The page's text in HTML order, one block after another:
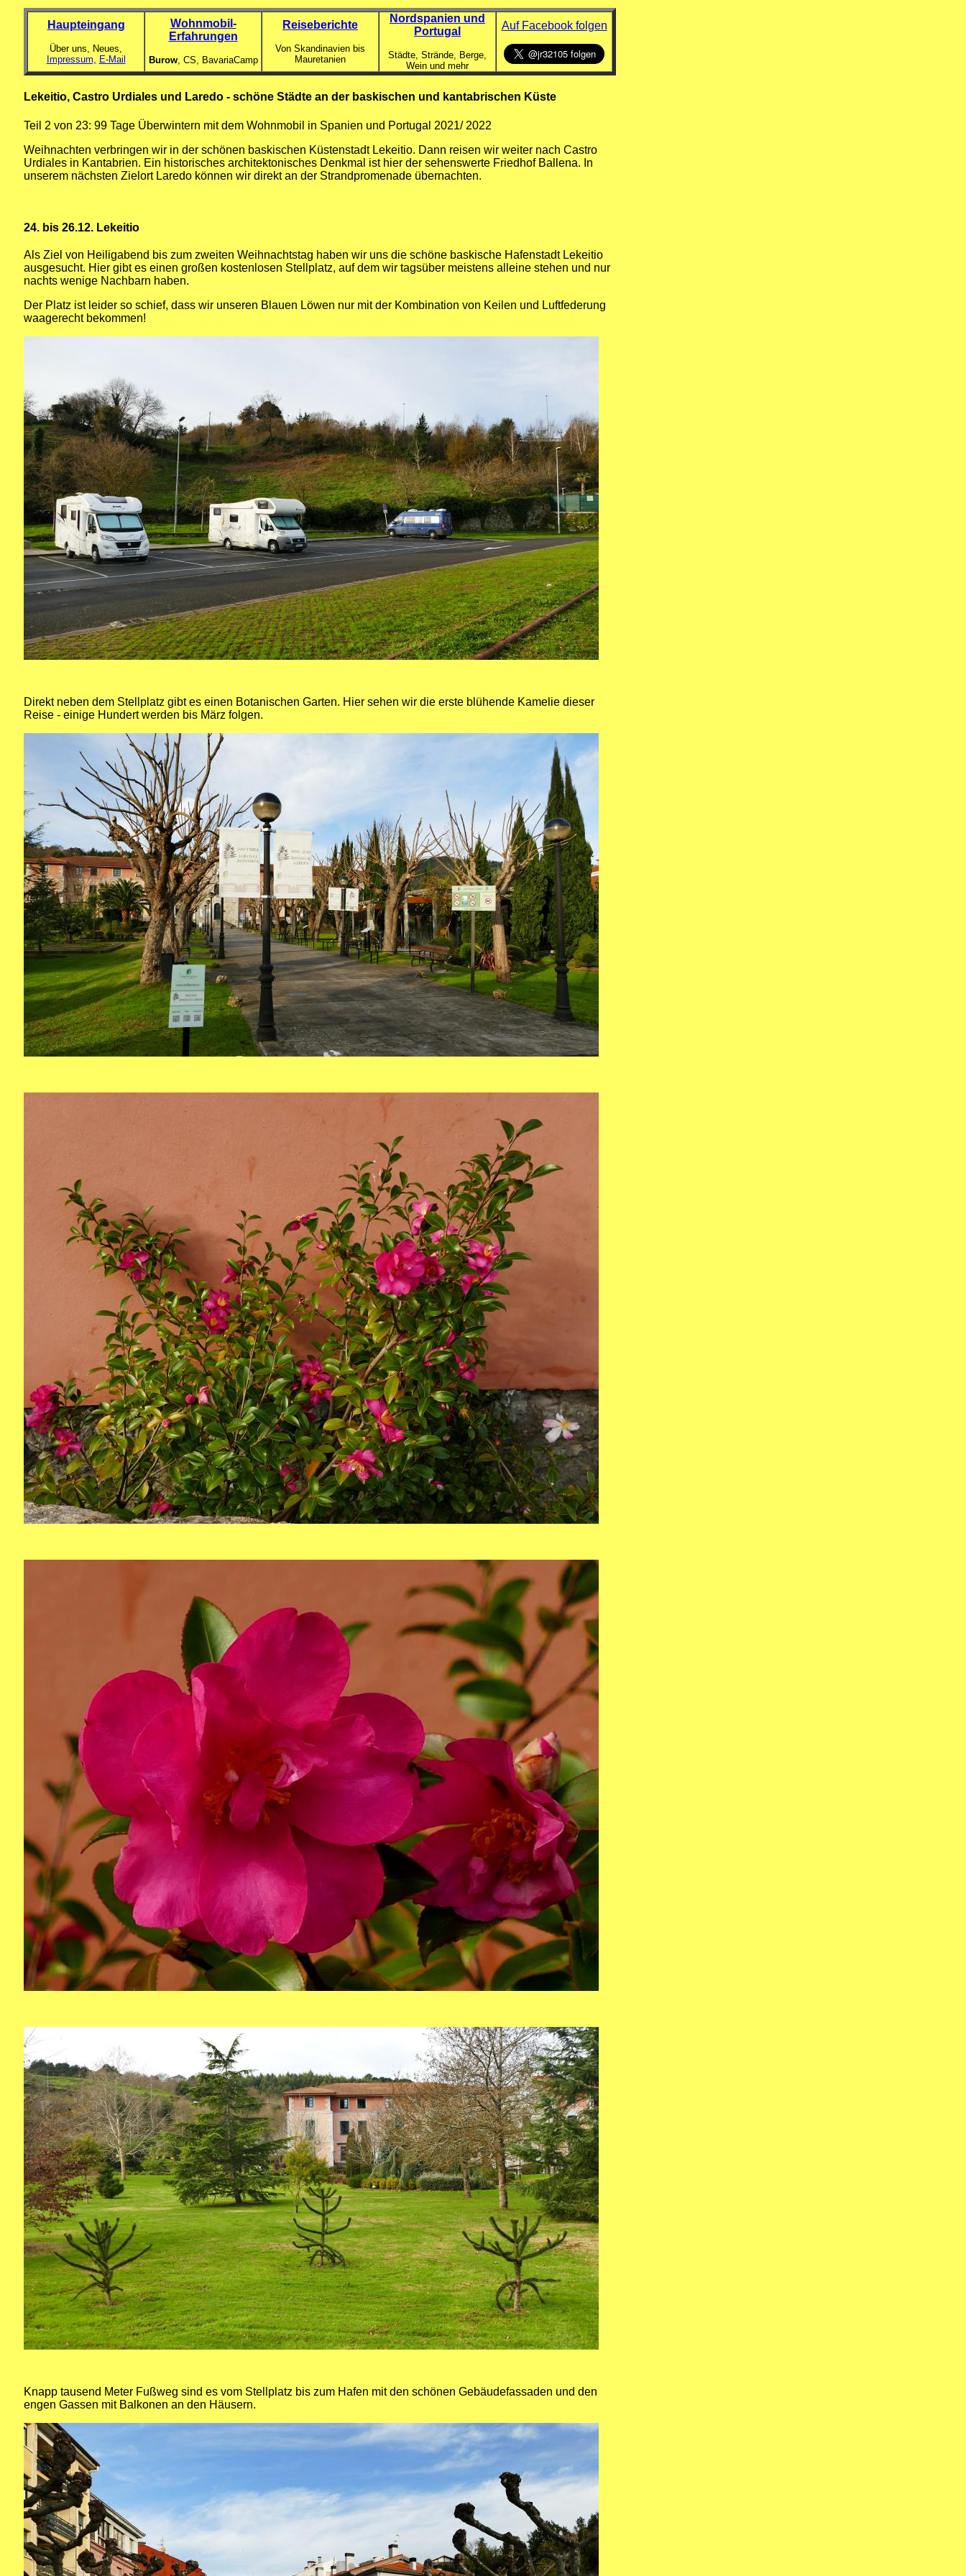
Haupteingang
Über uns, Neues,
Impressum, E-Mail
Wohnmobil-
Erfahrungen
Burow, CS, BavariaCamp
Reiseberichte
Von Skandinavien bis
Mauretanien
Nordspanien und
Portugal
Städte, Strände, Berge,
Wein und mehr
Auf Facebook folgen
Lekeitio, Castro Urdiales und Laredo - schöne Städte an der baskischen und kantabrischen Küste
Teil 2 von 23: 99 Tage Überwintern mit dem Wohnmobil in Spanien und Portugal 2021/ 2022
Weihnachten verbringen wir in der schönen baskischen Küstenstadt Lekeitio. Dann reisen wir weiter nach Castro
Urdiales in Kantabrien. Ein historisches architektonisches Denkmal ist hier der sehenswerte Friedhof Ballena. In
unserem nächsten Zielort Laredo können wir direkt an der Strandpromenade übernachten.
24. bis 26.12. Lekeitio
Als Ziel von Heiligabend bis zum zweiten Weihnachtstag haben wir uns die schöne baskische Hafenstadt Lekeitio
ausgesucht. Hier gibt es einen großen kostenlosen Stellplatz, auf dem wir tagsüber meistens alleine stehen und nur
nachts wenige Nachbarn haben.
Der Platz ist leider so schief, dass wir unseren Blauen Löwen nur mit der Kombination von Keilen und Luftfederung
waagerecht bekommen!
Direkt neben dem Stellplatz gibt es einen Botanischen Garten. Hier sehen wir die erste blühende Kamelie dieser
Reise - einige Hundert werden bis März folgen.
Knapp tausend Meter Fußweg sind es vom Stellplatz bis zum Hafen mit den schönen Gebäudefassaden und den
engen Gassen mit Balkonen an den Häusern.